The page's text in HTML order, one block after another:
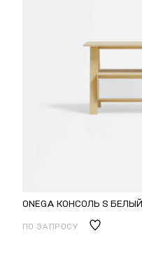
ONEGA КОНСОЛЬ S БЕЛЫЙ
ПО ЗАПРОСУ